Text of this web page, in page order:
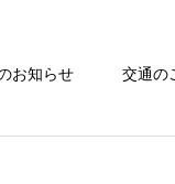
お知らせ 交通の